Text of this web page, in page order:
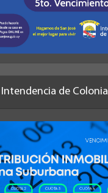
Intendencia de Colonia